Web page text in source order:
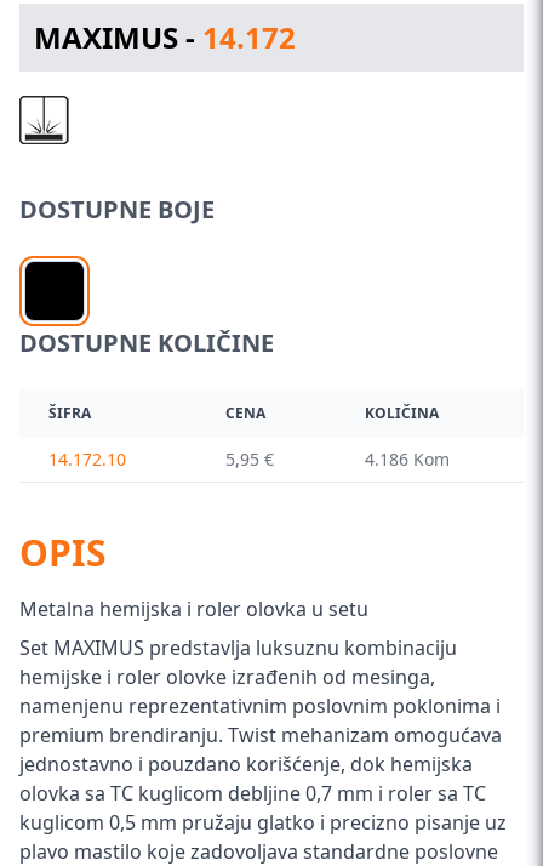
MAXIMUS - 14.172
DOSTUPNE BOJE
DOSTUPNE KOLIČINE
ŠIFRA CENA KOLIČINA
14.172.10 5,95 € 4.186 Kom
OPIS
Metalna hemijska i roler olovka u setu
Set MAXIMUS predstavlja luksuznu kombinaciju
hemijske i roler olovke izrađenih od mesinga,
namenjenu reprezentativnim poslovnim poklonima i
premium brendiranju. Twist mehanizam omogućava
jednostavno i pouzdano korišćenje, dok hemijska
olovka sa TC kuglicom debljine 0,7 mm i roler sa TC
kuglicom 0,5 mm pružaju glatko i precizno pisanje uz
plavo mastilo koje zadovoljava standardne poslovne